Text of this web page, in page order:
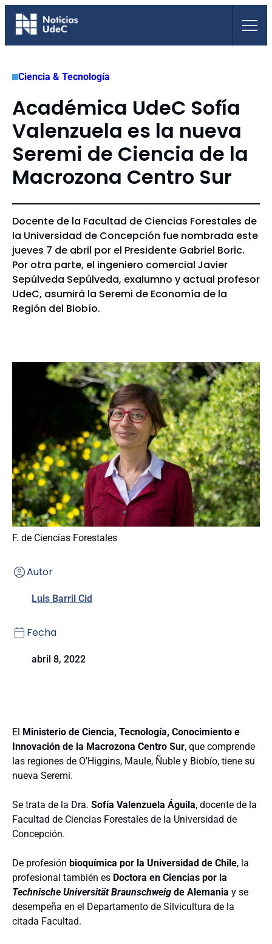
Saltar
Ciencia & Tecnología
Académica UdeC Sofía
Valenzuela es la nueva
Seremi de Ciencia de la
Macrozona Centro Sur
Docente de la Facultad de Ciencias Forestales de
la Universidad de Concepción fue nombrada este
jueves 7 de abril por el Presidente Gabriel Boric.
Por otra parte, el ingeniero comercial Javier
Sepúlveda Sepúlveda, exalumno y actual profesor
UdeC, asumirá la Seremi de Economía de la
Región del Biobío.
F. de Ciencias Forestales
Autor
Luis Barril Cid
Fecha
abril 8, 2022
El Ministerio de Ciencia, Tecnología, Conocimiento e
Innovación de la Macrozona Centro Sur, que comprende
las regiones de O’Higgins, Maule, Ñuble y Biobío, tiene su
nueva Seremi.
Se trata de la Dra. Sofía Valenzuela Águila, docente de la
Facultad de Ciencias Forestales de la Universidad de
Concepción.
De profesión bioquímica por la Universidad de Chile, la
profesional también es Doctora en Ciencias por la
Technische Universität Braunschweig de Alemania y se
desempeña en el Departamento de Silvicultura de la
citada Facultad.